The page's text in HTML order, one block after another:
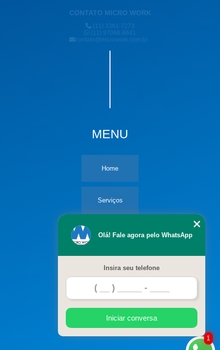
CONTATO MICRO WORK
(11) 3361-7273
(11) 97068-8641
contato@microwork.com.br
MENU
Home
Serviços
Empresa
Blog
1
Olá! Fale agora pelo WhatsApp
Insira seu telefone
Iniciar conversa